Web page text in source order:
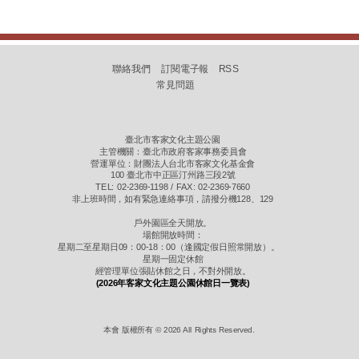
聯絡我們 訂閱電子報
RSS
常見問題
臺北市客家文化主題公園
主管機關：臺北市政府客家事務委員會
營運單位：財團法人台北市客家文化基金會
100 臺北市中正區汀州路三段2號
TEL: 02-2369-1198 / FAX: 02-2369-7660
非上班時間，如有緊急連絡事項，請撥分機128、129
戶外園區全天開放。
場館開放時間：
星期二至星期日09：00-18：00（逢國定假日照常開放）。
星期一固定休館
經管理單位張貼休館之日，不對外開放。
(2026年客家文化主題公園休館日一覽表)
本會 版權所有 © 2026 All Rights Reserved.